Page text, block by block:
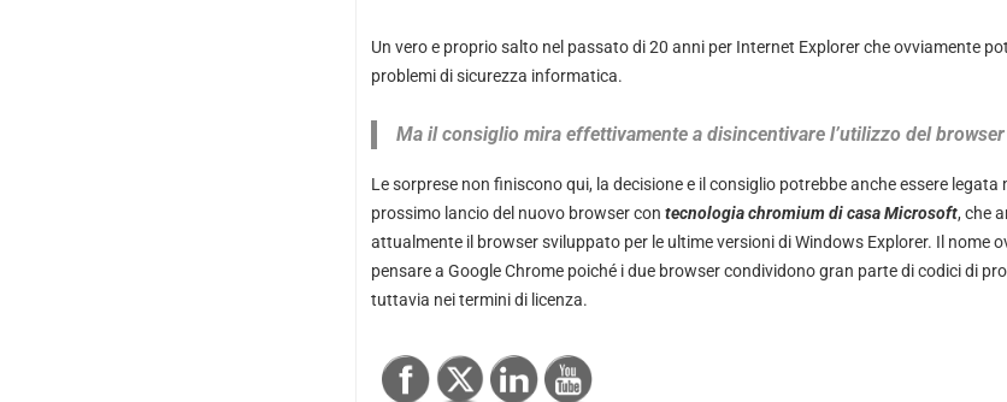
Un vero e proprio salto nel passato di 20 anni per Internet Explorer che ovviamente
problemi di sicurezza informatica.
Ma il consiglio mira effettivamente a disincentivare l’utilizzo del browser
Le sorprese non finiscono qui, la decisione e il consiglio potrebbe anche essere legata
prossimo lancio del nuovo browser con tecnologia chromium di casa Microsoft, che
attualmente il browser sviluppato per le ultime versioni di Windows Explorer. Il nome
pensare a Google Chrome poiché i due browser condividono gran parte di codici di
tuttavia nei termini di licenza.